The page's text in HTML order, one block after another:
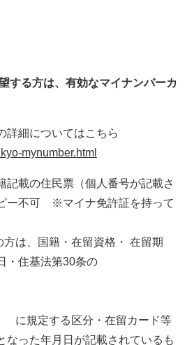
）
する方は、有効なマイナンバーカ
細についてはこちら
mynumber.html
載の住民票（個人番号が記載さ
ー不可 ※マイナ免許証を持って
国籍・在留資格・ 在留期
・住基法第30条の
分・在留カード等
なった年月日が記載されているも